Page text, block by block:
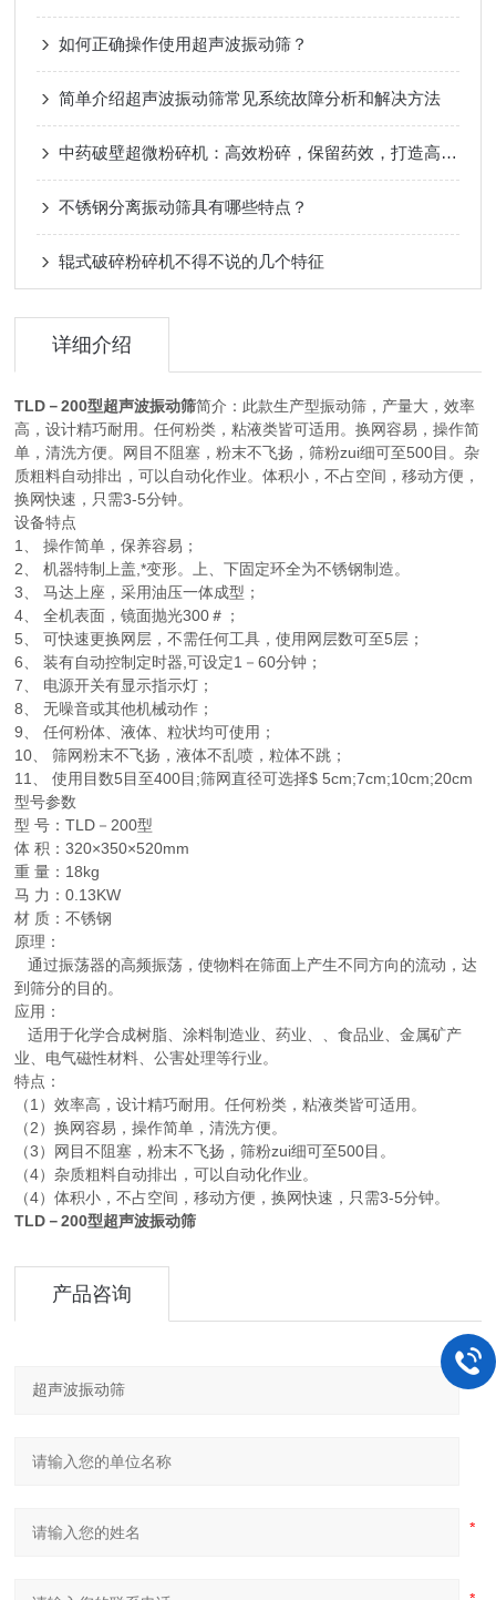
如何正确操作使用超声波振动筛？
简单介绍超声波振动筛常见系统故障分析和解决方法
中药破壁超微粉碎机：高效粉碎，保留药效，打造高品质中药产品
不锈钢分离振动筛具有哪些特点？
辊式破碎粉碎机不得不说的几个特征
详细介绍
TLD－200型超声波振动筛简介：此款生产型振动筛，产量大，效率
高，设计精巧耐用。任何粉类，粘液类皆可适用。换网容易，操作简
单，清洗方便。网目不阻塞，粉末不飞扬，筛粉zui细可至500目。杂
质粗料自动排出，可以自动化作业。体积小，不占空间，移动方便，
换网快速，只需3-5分钟。
设备特点
1、 操作简单，保养容易；
2、 机器特制上盖,*变形。上、下固定环全为不锈钢制造。
3、 马达上座，采用油压一体成型；
4、 全机表面，镜面抛光300＃；
5、 可快速更换网层，不需任何工具，使用网层数可至5层；
6、 装有自动控制定时器,可设定1－60分钟；
7、 电源开关有显示指示灯；
8、 无噪音或其他机械动作；
9、 任何粉体、液体、粒状均可使用；
10、 筛网粉末不飞扬，液体不乱喷，粒体不跳；
11、 使用目数5目至400目;筛网直径可选择$ 5cm;7cm;10cm;20cm
型号参数
型 号：TLD－200型
体 积：320×350×520mm
重 量：18kg
马 力：0.13KW
材 质：不锈钢
原理：
通过振荡器的高频振荡，使物料在筛面上产生不同方向的流动，达
到筛分的目的。
应用：
适用于化学合成树脂、涂料制造业、药业、、食品业、金属矿产
业、电气磁性材料、公害处理等行业。
特点：
（1）效率高，设计精巧耐用。任何粉类，粘液类皆可适用。
（2）换网容易，操作简单，清洗方便。
（3）网目不阻塞，粉末不飞扬，筛粉zui细可至500目。
（4）杂质粗料自动排出，可以自动化作业。
（4）体积小，不占空间，移动方便，换网快速，只需3-5分钟。
TLD－200型超声波振动筛
产品咨询